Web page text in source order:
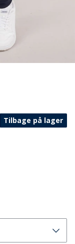
Tilbage på lager